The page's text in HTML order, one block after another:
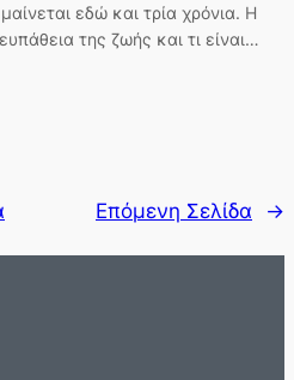
εδώ και τρία χρόνια. Η
της ζωής και τι είναι…
Επόμενη Σελίδα →